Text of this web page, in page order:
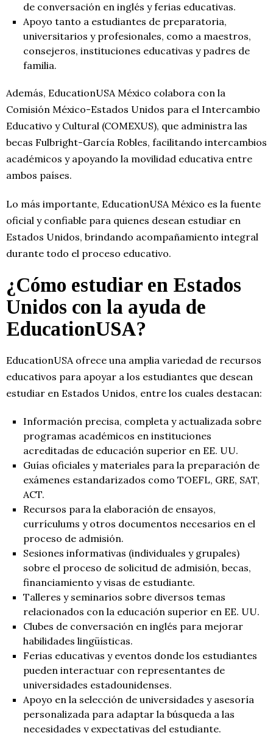
de conversación en inglés y ferias educativas.
Apoyo tanto a estudiantes de preparatoria,
universitarios y profesionales, como a maestros,
consejeros, instituciones educativas y padres de
familia.
Además, EducationUSA México colabora con la
Comisión México-Estados Unidos para el Intercambio
Educativo y Cultural (COMEXUS), que administra las
becas Fulbright-García Robles, facilitando intercambios
académicos y apoyando la movilidad educativa entre
ambos países.
Lo más importante, EducationUSA México es la fuente
oficial y confiable para quienes desean estudiar en
Estados Unidos, brindando acompañamiento integral
durante todo el proceso educativo.
¿Cómo estudiar en Estados
Unidos con la ayuda de
EducationUSA?
EducationUSA ofrece una amplia variedad de recursos
educativos para apoyar a los estudiantes que desean
estudiar en Estados Unidos, entre los cuales destacan:
Información precisa, completa y actualizada sobre
programas académicos en instituciones
acreditadas de educación superior en EE. UU.
Guías oficiales y materiales para la preparación de
exámenes estandarizados como TOEFL, GRE, SAT,
ACT.
Recursos para la elaboración de ensayos,
currículums y otros documentos necesarios en el
proceso de admisión.
Sesiones informativas (individuales y grupales)
sobre el proceso de solicitud de admisión, becas,
financiamiento y visas de estudiante.
Talleres y seminarios sobre diversos temas
relacionados con la educación superior en EE. UU.
Clubes de conversación en inglés para mejorar
habilidades lingüísticas.
Ferias educativas y eventos donde los estudiantes
pueden interactuar con representantes de
universidades estadounidenses.
Apoyo en la selección de universidades y asesoría
personalizada para adaptar la búsqueda a las
necesidades y expectativas del estudiante.